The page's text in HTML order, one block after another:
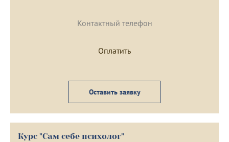
Оставить заявку
Курс "Сам себе психолог"